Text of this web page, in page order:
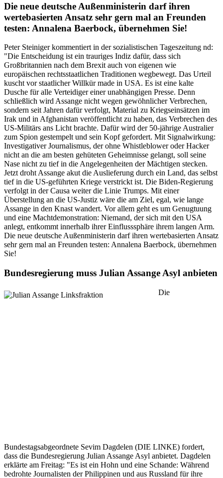
Die neue deutsche Außenministerin darf ihren
wertebasierten Ansatz sehr gern mal an Freunden
testen: Annalena Baerbock, übernehmen Sie!
Peter Steiniger kommentiert in der sozialistischen Tageszeitung nd:
"Die Entscheidung ist ein trauriges Indiz dafür, dass sich
Großbritannien nach dem Brexit auch von eigenen wie
europäischen rechtsstaatlichen Traditionen wegbewegt. Das Urteil
kuscht vor staatlicher Willkür made in USA. Es ist eine kalte
Dusche für alle Verteidiger einer unabhängigen Presse. Denn
schließlich wird Assange nicht wegen gewöhnlicher Verbrechen,
sondern seit Jahren dafür verfolgt, Material zu Kriegseinsätzen im
Irak und in Afghanistan veröffentlicht zu haben, das Verbrechen des
US-Militärs ans Licht brachte. Dafür wird der 50-jährige Australier
zum Spion gestempelt und sein Kopf gefordert. Mit Signalwirkung:
Investigativer Journalismus, der ohne Whistleblower oder Hacker
nicht an die am besten gehüteten Geheimnisse gelangt, soll seine
Nase nicht zu tief in die Angelegenheiten der Mächtigen stecken.
Jetzt droht Assange akut die Auslieferung durch ein Land, das selbst
tief in die US-geführten Kriege verstrickt ist. Die Biden-Regierung
verfolgt in der Causa weiter die Linie Trumps. Mit einer
Überstellung an die US-Justiz wäre die am Ziel, egal, wie lange
Assange in den Knast wandert. Vor allem geht es um Genugtuung
und eine Machtdemonstration: Niemand, der sich mit den USA
anlegt, entkommt innerhalb ihrer Einflusssphäre ihrem langen Arm.
Die neue deutsche Außenministerin darf ihren wertebasierten Ansatz
sehr gern mal an Freunden testen: Annalena Baerbock, übernehmen
Sie!
Bundesregierung muss Julian Assange Asyl anbieten
Die
Bundestagsabgeordnete Sevim Dagdelen (DIE LINKE) fordert,
dass die Bundesregierung Julian Assange Asyl anbietet. Dagdelen
erklärte am Freitag: "Es ist ein Hohn und eine Schande: Während
bedrohte Journalisten der Philippinen und aus Russland für ihre